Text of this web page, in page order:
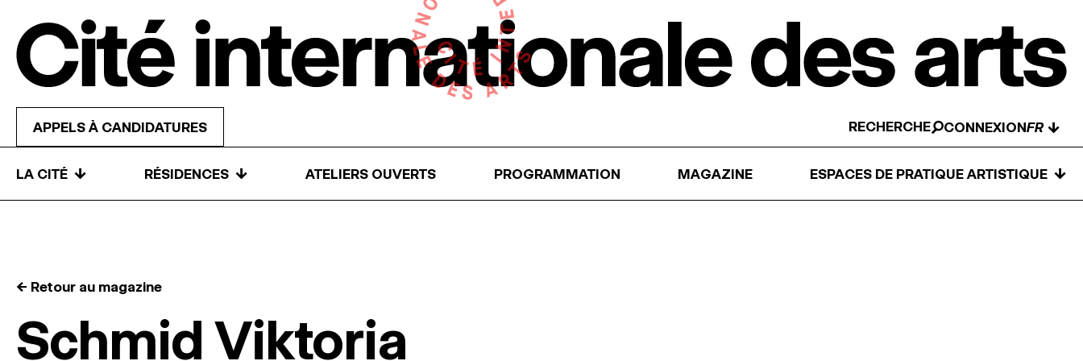
APPELS À CANDIDATURES RECHERCHE CONNEXION ↓
LA CITÉ ↓ RÉSIDENCES ↓ ATELIERS OUVERTS PROGRAMMATION MAGAZINE ESPACES DE PRATIQUE ARTISTIQUE ↓
← Retour au magazine
Schmid Viktoria